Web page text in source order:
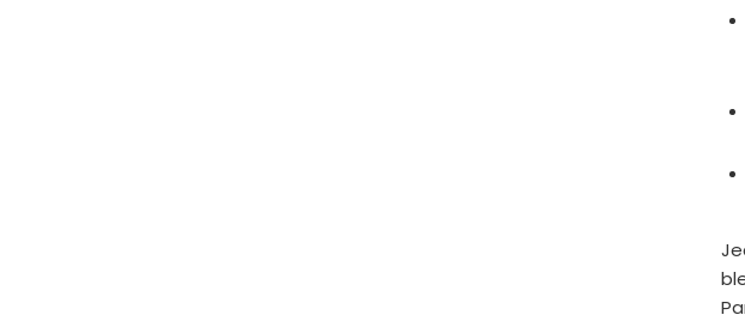
Vitamin C trägt zu einer normalen Kollagenbildung für eine normale